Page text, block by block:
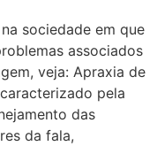
sociedade em que
associados
veja: Apraxia de
pela
das
da fala,